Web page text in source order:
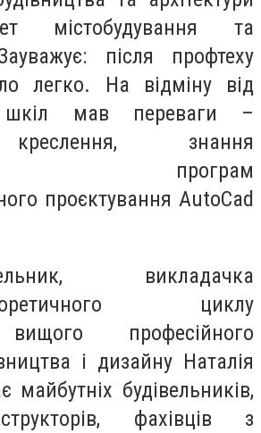
містобудування та
після профтеху
легко. На відміну від
шкіл мав переваги –
знання
програм
проєктування AutoCad
викладачка
теоретичного циклу
вищого професійного
і дизайну Наталія
майбутніх будівельників,
фахівців з